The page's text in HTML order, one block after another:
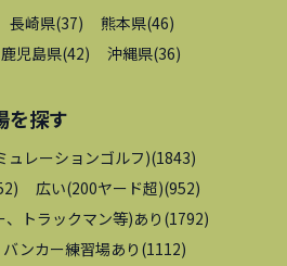
長崎県(37) 熊本県(46)
鹿児島県(42) 沖縄県(36)
を探す
ュレーションゴルフ)(1843)
) 広い(200ヤード超)(952)
トラックマン等)あり (1792)
バンカー練習場あり (1112)